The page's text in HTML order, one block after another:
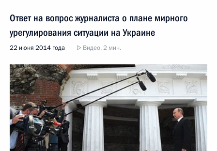
Ответ на вопрос журналиста о плане мирного
урегулирования ситуации на Украине
22 июня 2014 года Видео, 2 мин.